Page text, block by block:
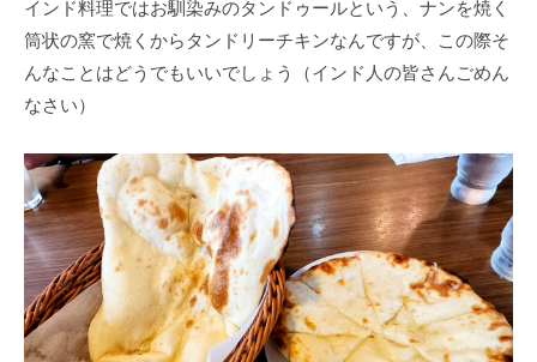
インド料理ではお馴染みのタンドゥールという、ナンを焼く
筒状の窯で焼くからタンドリーチキンなんですが、この際そ
んなことはどうでもいいでしょう（インド人の皆さんごめん
なさい）